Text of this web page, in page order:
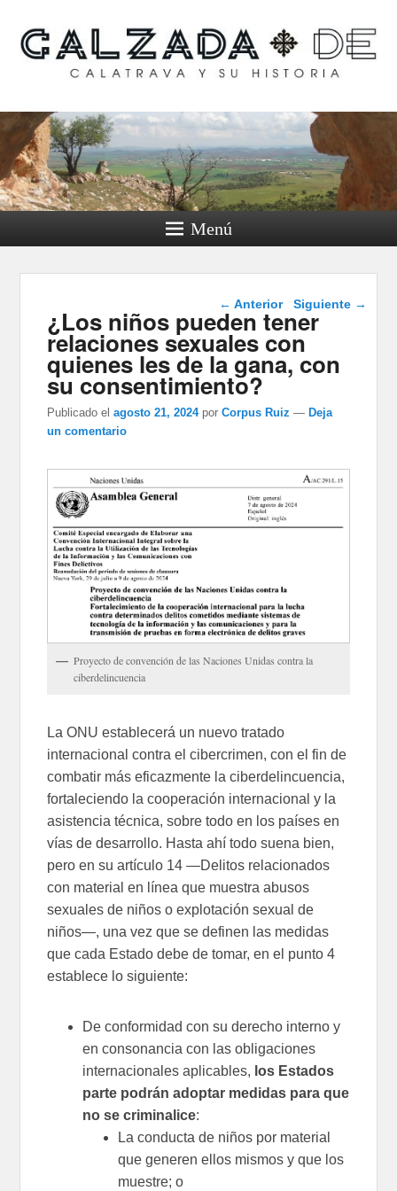
Calzada de Calatrava y
su historia
Menú
Navegación de
entradas
← Anterior Siguiente →
¿Los niños pueden tener
relaciones sexuales con
quienes les de la gana, con
su consentimiento?
Publicado el agosto 21, 2024 porCorpus Ruiz — Deja
un comentario
Proyecto de convención de las Naciones Unidas contra la
ciberdelincuencia
La ONU establecerá un nuevo tratado
internacional contra el cibercrimen, con el fin de
combatir más eficazmente la ciberdelincuencia,
fortaleciendo la cooperación internacional y la
asistencia técnica, sobre todo en los países en
vías de desarrollo. Hasta ahí todo suena bien,
pero en su artículo 14 —Delitos relacionados
con material en línea que muestra abusos
sexuales de niños o explotación sexual de
niños—, una vez que se definen las medidas
que cada Estado debe de tomar, en el punto 4
establece lo siguiente:
De conformidad con su derecho interno y
en consonancia con las obligaciones
internacionales aplicables, los Estados
parte podrán adoptar medidas para que
no se criminalice:
La conducta de niños por material
que generen ellos mismos y que los
muestre; o